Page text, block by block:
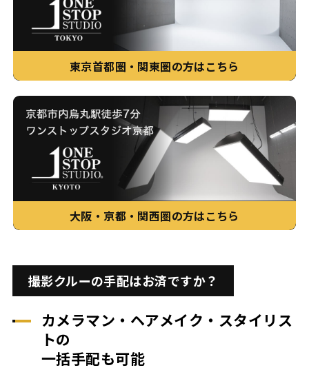
東京首都圏・関東圏の方はこちら
大阪・京都・関西圏の方はこちら
撮影クルーの手配はお済ですか？
カメラマン・ヘアメイク・スタイリス
トの
一括手配も可能